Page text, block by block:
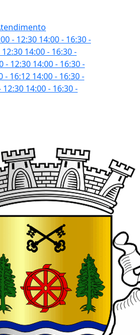
- 12:30 14:00 - 16:30-
12:30 14:00 - 16:30-
- 12:30 14:00 - 16:30-
- 16:12 14:00 - 16:30-
12:30 14:00 - 16:30-